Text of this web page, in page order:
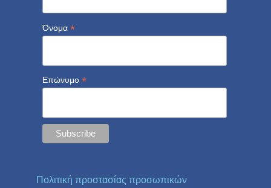
Όνομα *
Επώνυμο *
Πολιτική προστασίας προσωπικών